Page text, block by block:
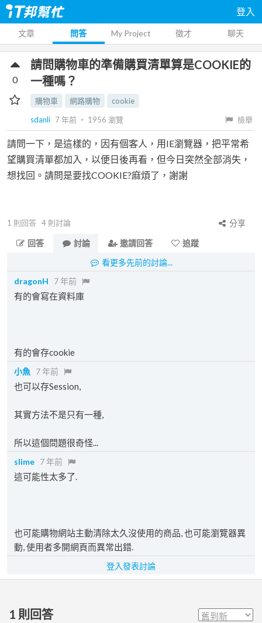
登入
文章 問答 My Project 徵才 聊天
請問購物車的準備購買清單算是COOKIE的
一種嗎？
購物車 網路購物
cookie
sdanli 7 年前 ‧ 1956 瀏覽 檢舉
0
請問一下，是這樣的，因有個客人，用IE瀏覽器，把平常希
望購買清單都加入，以便日後再看，但今日突然全部消失，
想找回。請問是要找COOKIE?麻煩了，謝謝
1 則回答 4 則討論
分享
回答
討論 邀請回答
追蹤
看更多先前的討論...
dragonH
7 年前
有的會寫在資料庫
有的會存cookie
小魚 7 年前
也可以存Session,
其實方法不是只有一種,
所以這個問題很奇怪...
slime 7 年前
這可能性太多了.
也可能購物網站主動清除太久沒使用的商品, 也可能瀏覽器異
動, 使用者多開網頁而異常出錯.
登入發表討論
1 則回答